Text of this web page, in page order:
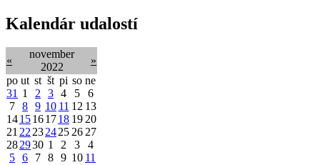
Kalendár udalostí
«
november
2022
»
po ut st št pi so ne
31 1 2 3 4 5
6
7 8 9 10 11 12 13
1415161718 19 20
212223242526 27
282930 1 2 3
4
5 6 7 8 9 10 11